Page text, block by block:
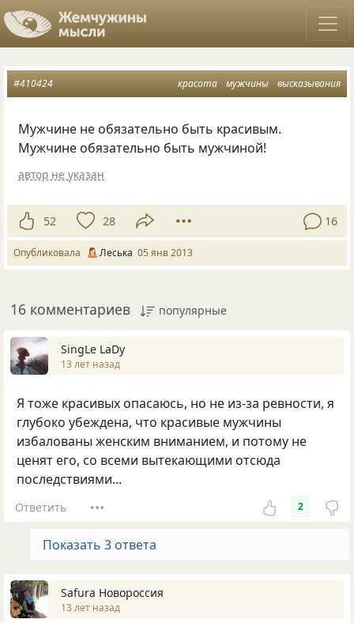
красота мужчины высказывания
#410424
Мужчине не обязательно быть красивым.
Мужчине обязательно быть мужчиной!
автор не указан
52 28 16
Опубликовала Леська 05 янв 2013
16 комментариев популярные
SingLe LaDy
13 лет назад
Я тоже красивых опасаюсь, но не из-за ревности, я
глубоко убеждена, что красивые мужчины
избалованы женским вниманием, и потому не
ценят его, со всеми вытекающими отсюда
последствиями...
Ответить 2
Показать 3 ответа
Safura Новороссия
13 лет назад